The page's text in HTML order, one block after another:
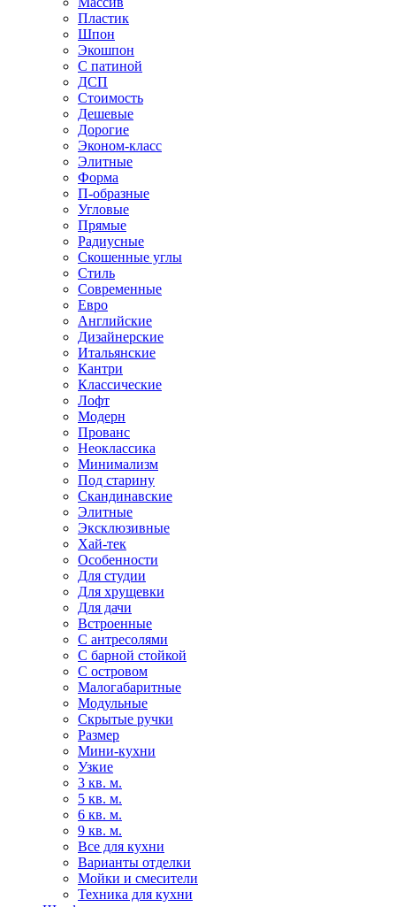
Пластик
Шпон
Экошпон
С патиной
ДСП
Стоимость
Дешевые
Дорогие
Эконом-класс
Элитные
Форма
П-образные
Угловые
Прямые
Радиусные
Скошенные углы
Стиль
Современные
Евро
Английские
Дизайнерские
Итальянские
Кантри
Классические
Лофт
Модерн
Прованс
Неоклассика
Минимализм
Под старину
Скандинавские
Элитные
Эксклюзивные
Хай-тек
Особенности
Для студии
Для хрущевки
Для дачи
Встроенные
С антресолями
С барной стойкой
С островом
Малогабаритные
Модульные
Скрытые ручки
Размер
Мини-кухни
Узкие
3 кв. м.
5 кв. м.
6 кв. м.
9 кв. м.
Все для кухни
Варианты отделки
Мойки и смесители
Техника для кухни